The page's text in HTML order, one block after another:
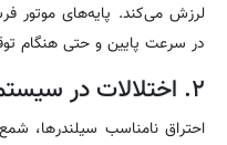
لرزش می‌کند. پایه‌های موتور
در سرعت پایین و حتی هنگام
۲. اختلالات در سیستم سوخت یا احتراق
احتراق نامناسب سیلندرها،